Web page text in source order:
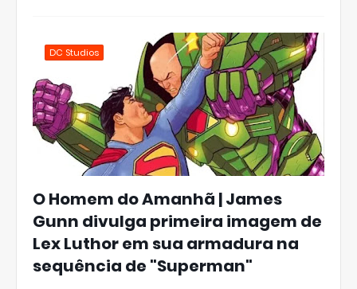
DC Studios
O Homem do Amanhã | James
Gunn divulga primeira imagem de
Lex Luthor em sua armadura na
sequência de "Superman"